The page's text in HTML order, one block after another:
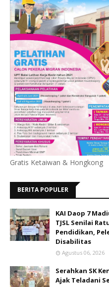
Gratis Ketaiwan & Hongkong
BERITA POPULER
KAI Daop 7
TJSL Senilai
Pendidikan,
Disabilitas
Agustus 06, 2026
Serahkan SK
Ajak Teladani